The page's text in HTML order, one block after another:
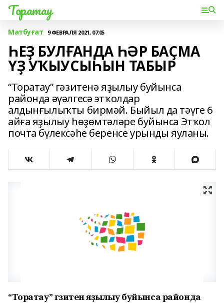
Торатау
Матбуғат 9 ФЕВРАЛЯ 2021, 07:05
ҺЕҘ БУЛҒАНДА ҺӘР БАҪМА
ҮҘ УҠЫУСЫҺЫН ТАБЫР
“Торатау” гәзитенә яҙылыу буйынса
районда әүәлгесә этҡолдар
алдынғылыҡты бирмәй. Быйыл да тәүге 6
айға яҙылыу һөҙөмтәләре буйынса Этҡол
почта бүлексәһе беренсе урынды яуланы.
“Торатау” гәзитенә яҙылыу буйынса районда